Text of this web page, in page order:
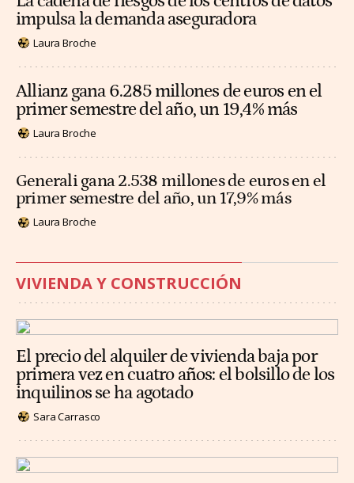
impulsa la demanda aseguradora
Laura Broche
Allianz gana 6.285 millones de euros en el
primer semestre del año, un 19,4% más
Laura Broche
Generali gana 2.538 millones de euros en el
primer semestre del año, un 17,9% más
Laura Broche
VIVIENDA Y CONSTRUCCIÓN
El precio del alquiler de vivienda baja por
primera vez en cuatro años: el bolsillo de los
inquilinos se ha agotado
Sara Carrasco